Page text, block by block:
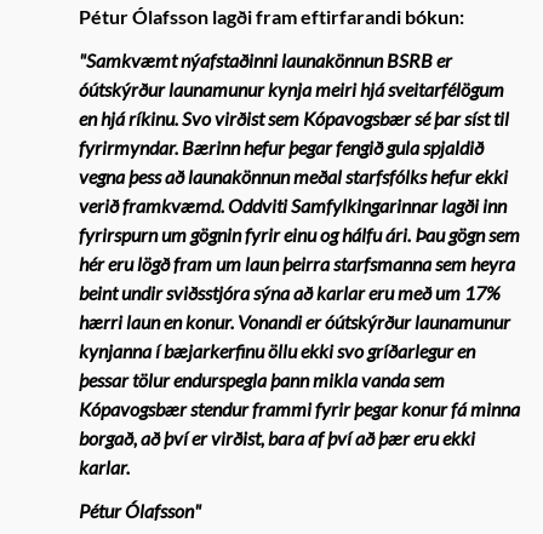
Pétur Ólafsson lagði fram eftirfarandi bókun:
"Samkvæmt nýafstaðinni launakönnun BSRB er
óútskýrður launamunur kynja meiri hjá sveitarfélögum
en hjá ríkinu.Svo virðist sem Kópavogsbær sé þar síst til
fyrirmyndar. Bærinn hefur þegar fengið gula spjaldið
vegna þess að launakönnun meðal starfsfólks hefur ekki
verið framkvæmd. Oddviti Samfylkingarinnar lagði inn
fyrirspurn um gögnin fyrir einu og hálfu ári. Þau gögn sem
hér eru lögð fram um laun þeirra starfsmanna sem heyra
beint undir sviðsstjóra sýna að karlar eru með um 17%
hærri laun en konur. Vonandi er óútskýrður launamunur
kynjanna í bæjarkerfinu öllu ekki svo gríðarlegur en
þessar tölur endurspegla þann mikla vanda sem
Kópavogsbær stendur frammi fyrir þegar konur fá minna
borgað, að því er virðist, bara af því að þær eru ekki
karlar.
Pétur Ólafsson"